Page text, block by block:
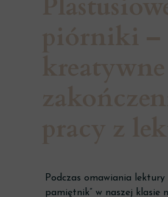
Podczas omawiania lektury
pamiętnik” w naszej klasie